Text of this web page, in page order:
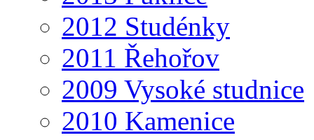
2012 Studénky
2011 Řehořov
2009 Vysoké studnice
2010 Kamenice